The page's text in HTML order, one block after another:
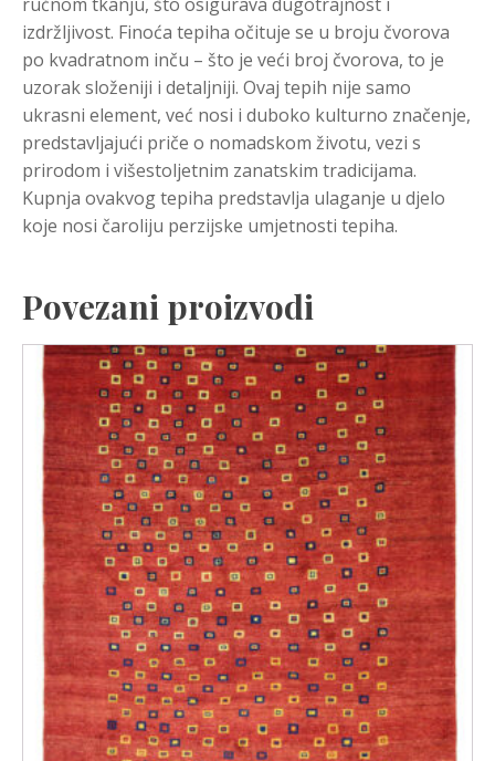
izdržljivost. Finoća tepiha očituje se u broju čvorova
po kvadratnom inču – što je veći broj čvorova, to je
uzorak složeniji i detaljniji. Ovaj tepih nije samo
ukrasni element, već nosi i duboko kulturno značenje,
predstavljajući priče o nomadskom životu, vezi s
prirodom i višestoljetnim zanatskim tradicijama.
Kupnja ovakvog tepiha predstavlja ulaganje u djelo
koje nosi čaroliju perzijske umjetnosti tepiha.
Povezani proizvodi